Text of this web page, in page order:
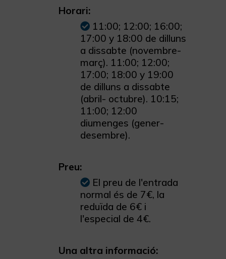
Horari:
11:00; 12:00; 16:00;
17:00 y 18:00 de dilluns
a dissabte (novembre-
març). 11:00; 12:00;
17:00; 18:00 y 19:00
de dilluns a dissabte
(abril- octubre). 10:15;
11:00; 12:00
diumenges (gener-
desembre).
Preu:
El preu de l'entrada
normal és de 7€, la
reduïda de 6€ i
l'especial de 4€.
Una altra informació: